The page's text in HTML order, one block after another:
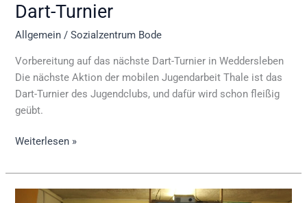
Dart-Turnier
Allgemein /Sozialzentrum Bode
Vorbereitung auf das nächste Dart-Turnier in Weddersleben
Die nächste Aktion der mobilen Jugendarbeit Thale ist das
Dart-Turnier des Jugendclubs, und dafür wird schon fleißig
geübt.
Weiterlesen »
Tischkicker